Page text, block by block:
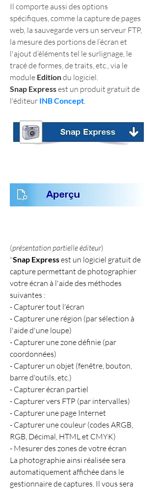
Il comporte aussi des options
spécifiques, comme la capture de pages
web, la sauvegarde vers un serveur FTP,
la mesure des portions de l’écran et
l'ajout d’éléments tel le surlignage, le
tracé de formes, de traits, etc., via le
module Edition du logiciel.
Snap Express est un produit gratuit de
l'éditeur INB Concept
(présentation partielle éditeur)
"Snap Express est un logiciel gratuit de
capture permettant de photographier
votre écran à l'aide des méthodes
suivantes :
- Capturer tout l'écran
- Capturer une région (par sélection à
l'aide d'une loupe)
- Capturer une zone définie (par
coordonnées)
- Capturer un objet (fenêtre, bouton,
barre d'outils, etc.)
- Capturer écran partiel
- Capturer vers FTP (par intervalles)
- Capturer une page Internet
- Capturer une couleur (codes ARGB,
RGB, Décimal, HTML et CMYK)
- Mesurer des zones de votre écran
La photographie ainsi réalisée sera
automatiquement affichée dans le
gestionnaire de captures. Il vous sera